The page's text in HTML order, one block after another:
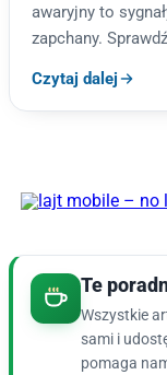
awaryjny to
zapchany.
Czytaj dalej
Te
Wszystkie
sami i
pomaga